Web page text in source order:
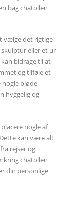
bag chatollen
vælge det rigtige
eller et ur
bidrage til at
og tilføje et
nogle bløde
hyggelig og
nogle af
kan være alt
rejser og
chatollen
din personlige